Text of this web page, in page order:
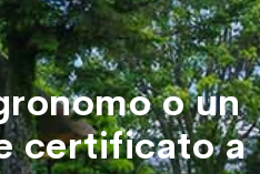
o un
certificato a